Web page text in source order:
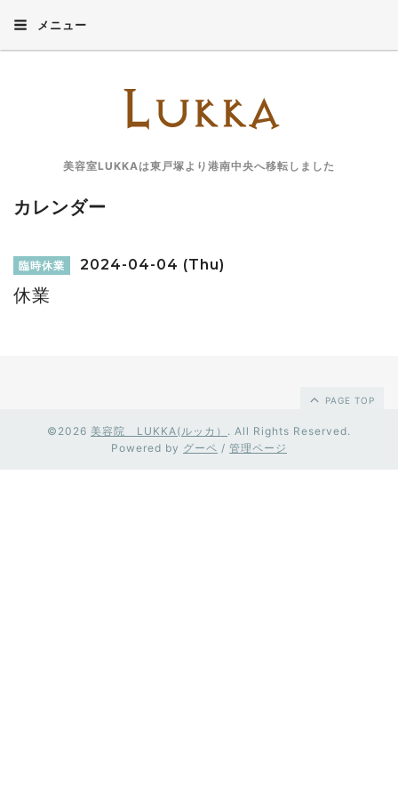
メニュー
美容室LUKKAは東戸塚より港南中央へ移転しました
カレンダー
臨時休業 2024-04-04 (Thu)
休業
PAGE TOP
©2026 美容院 LUKKA(ルッカ） . All Rights Reserved.
Powered by グーペ / 管理ページ